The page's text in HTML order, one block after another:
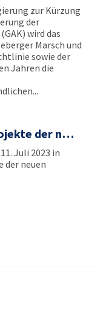
zur Kürzung
der
wird das
Marsch und
sowie der
Jahren die
der n…
Juli 2023 in
der neuen